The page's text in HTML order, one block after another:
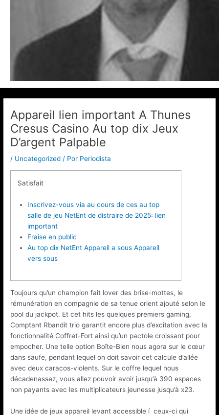
Appareil lien important A Thunes
Cresus Casino Au top dix Jeux
D’argent Palpable
/ Uncategorized / Por Periodista
Satisfait
Inscrivez-vous via au cours de ces au top
salle de jeu NetEnt de distraire de 2025: lien
important
Fraise en public
Au top dix NetEnt Appareil a sous Appareil
vers sous
Toujours qu’un champion fait lover des brise-mottes, le
rémunération en compagnie de sa tenue orient ajouté selon le
pool du jackpot. Et cet hits les quelques premiers gaming,
Comptant Rbandit trio garantit encore plus d’excitation avec la
fonctionnalité Coffret-Fort ainsi qu’un pactole croissant pour
empocher. Une telle option Boîte-Bien nous agora sur le cœur
dans saufe, pendant lequel on doit savoir cet calcule d’allée
avec deux caracos-violents. Sur le coffre lequel nous
décadenassez, vous allez pouvoir avoir jusqu’à 390 espaces
non payants avec les multiplicateurs jeunesse jusqu’à x23.
Une idée de jeux appareil levant accessible í ceux-ci qui